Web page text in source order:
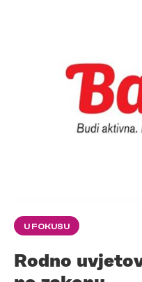
U FOKUSU
Rodno